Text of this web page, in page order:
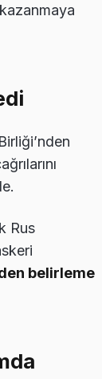
Rus
belirleme